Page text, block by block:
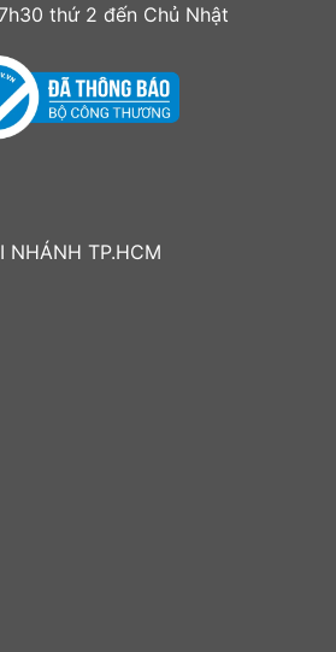
thứ 2 đến Chủ Nhật
NHÁNH TP.HCM